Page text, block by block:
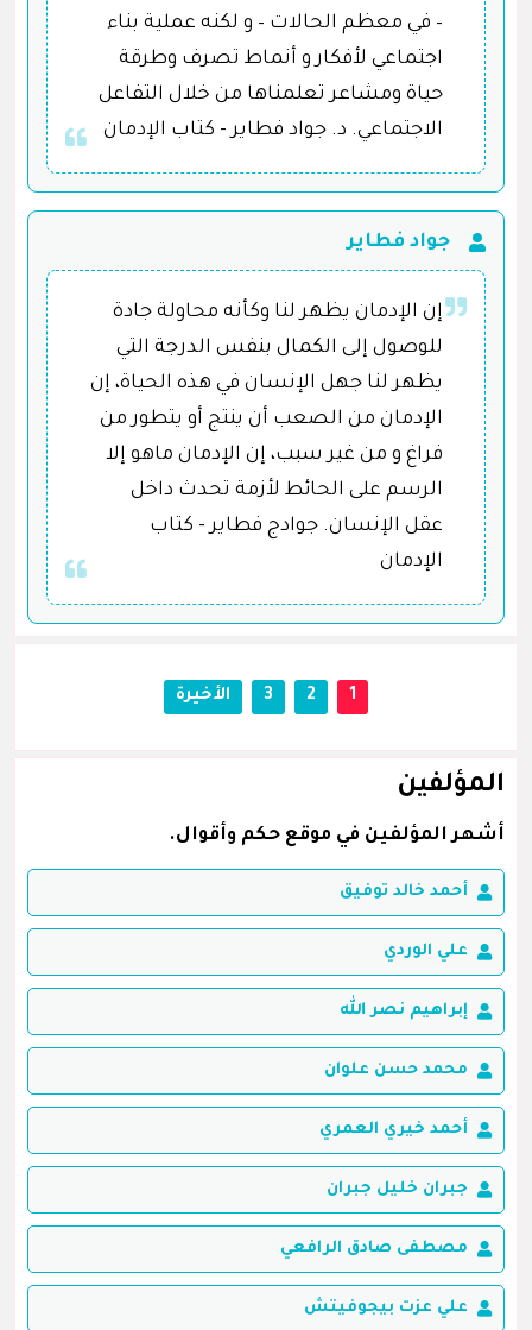
– في معظم الحالات – و لكنه عملية بناء
اجتماعي لأفكار و أنماط تصرف وطرقة
حياة ومشاعر تعلمناها من خلال التفاعل
الاجتماعي. د. جواد فطاير - كتاب الإدمان
جواد فطاير
إن الإدمان يظهر لنا وكأنه محاولة جادة
للوصول إلى الكمال بنفس الدرجة التي
يظهر لنا جهل الإنسان في هذه الحياة، إن
الإدمان من الصعب أن ينتج أو يتطور من
فراغ و من غير سبب، إن الإدمان ماهو إلا
الرسم على الحائط لأزمة تحدث داخل
عقل الإنسان. جوادج فطاير - كتاب
الإدمان
1
2
3 الأخيرة
المؤلفين
أشهر المؤلفين في موقع حكم وأقوال.
أحمد خالد توفيق
علي الوردي
إبراهيم نصر الله
محمد حسن علوان
أحمد خيري العمري
جبران خليل جبران
مصطفى صادق الرافعي
علي عزت بيجوفيتش